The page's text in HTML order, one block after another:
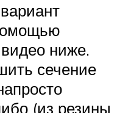
ниже.
сечение
(из резины